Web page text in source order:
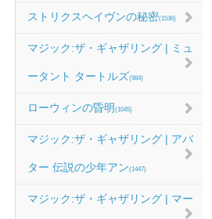
ストリクスヘイヴンの秘密(1536)
マジック:ザ・ギャザリング | ミュ
ータント タートルズ(984)
ローウィンの昏明 (1045)
マジック:ザ・ギャザリング | アバ
ター 伝説の少年アン(1447)
マジック:ザ・ギャザリング | マー